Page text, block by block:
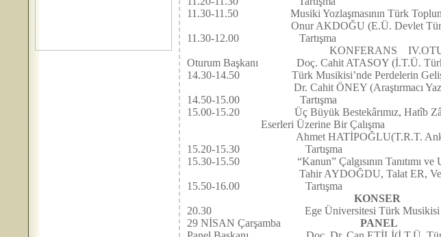
11.30-11.50 Musiki Yozlaşmasının Türk
Onur AKDOĞU (E.Ü. Devlet Türk
11.30-12.00 Tartışma
KONFERANS
Oturum Başkanı Doç. Cahit ATASOY (İ.T.Ü. Türk
14.30-14.50 Türk Musikisi’nde Perdelerin
Dr. Cahit ÖNEY (Araştırmacı
14.50-15.00 Tartışma
15.00-15.20 Üç Büyük Bestekârımız, Hatîb Zâkirî
Eserleri Üzerine Bir Çalışma
Ahmet HATİPOĞLU(T.R.T. Ankara
15.20-15.30 Tartışma
15.30-15.50 “Kanun” Çalgısının Tanıtımı ve
Tahir AYDOĞDU, Talat ER, Vedat
15.50-16.00 Tartışma
KONSER
20.30 Ege Üniversitesi Türk Musikisi
29 NİSAN Çarşamba
PANEL